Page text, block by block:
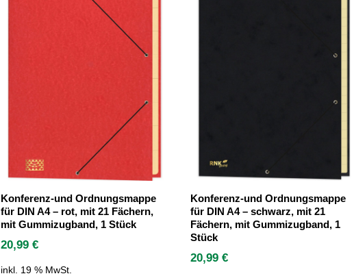
Konferenz-und Ordnungsmappe
für DIN A4 – rot, mit 21 Fächern,
mit Gummizugband, 1 Stück
20,99€
inkl. 19 % MwSt.
Konferenz-und Ordnungsmappe
für DIN A4 – schwarz, mit 21
Fächern, mit Gummizugband, 1
Stück
20,99€